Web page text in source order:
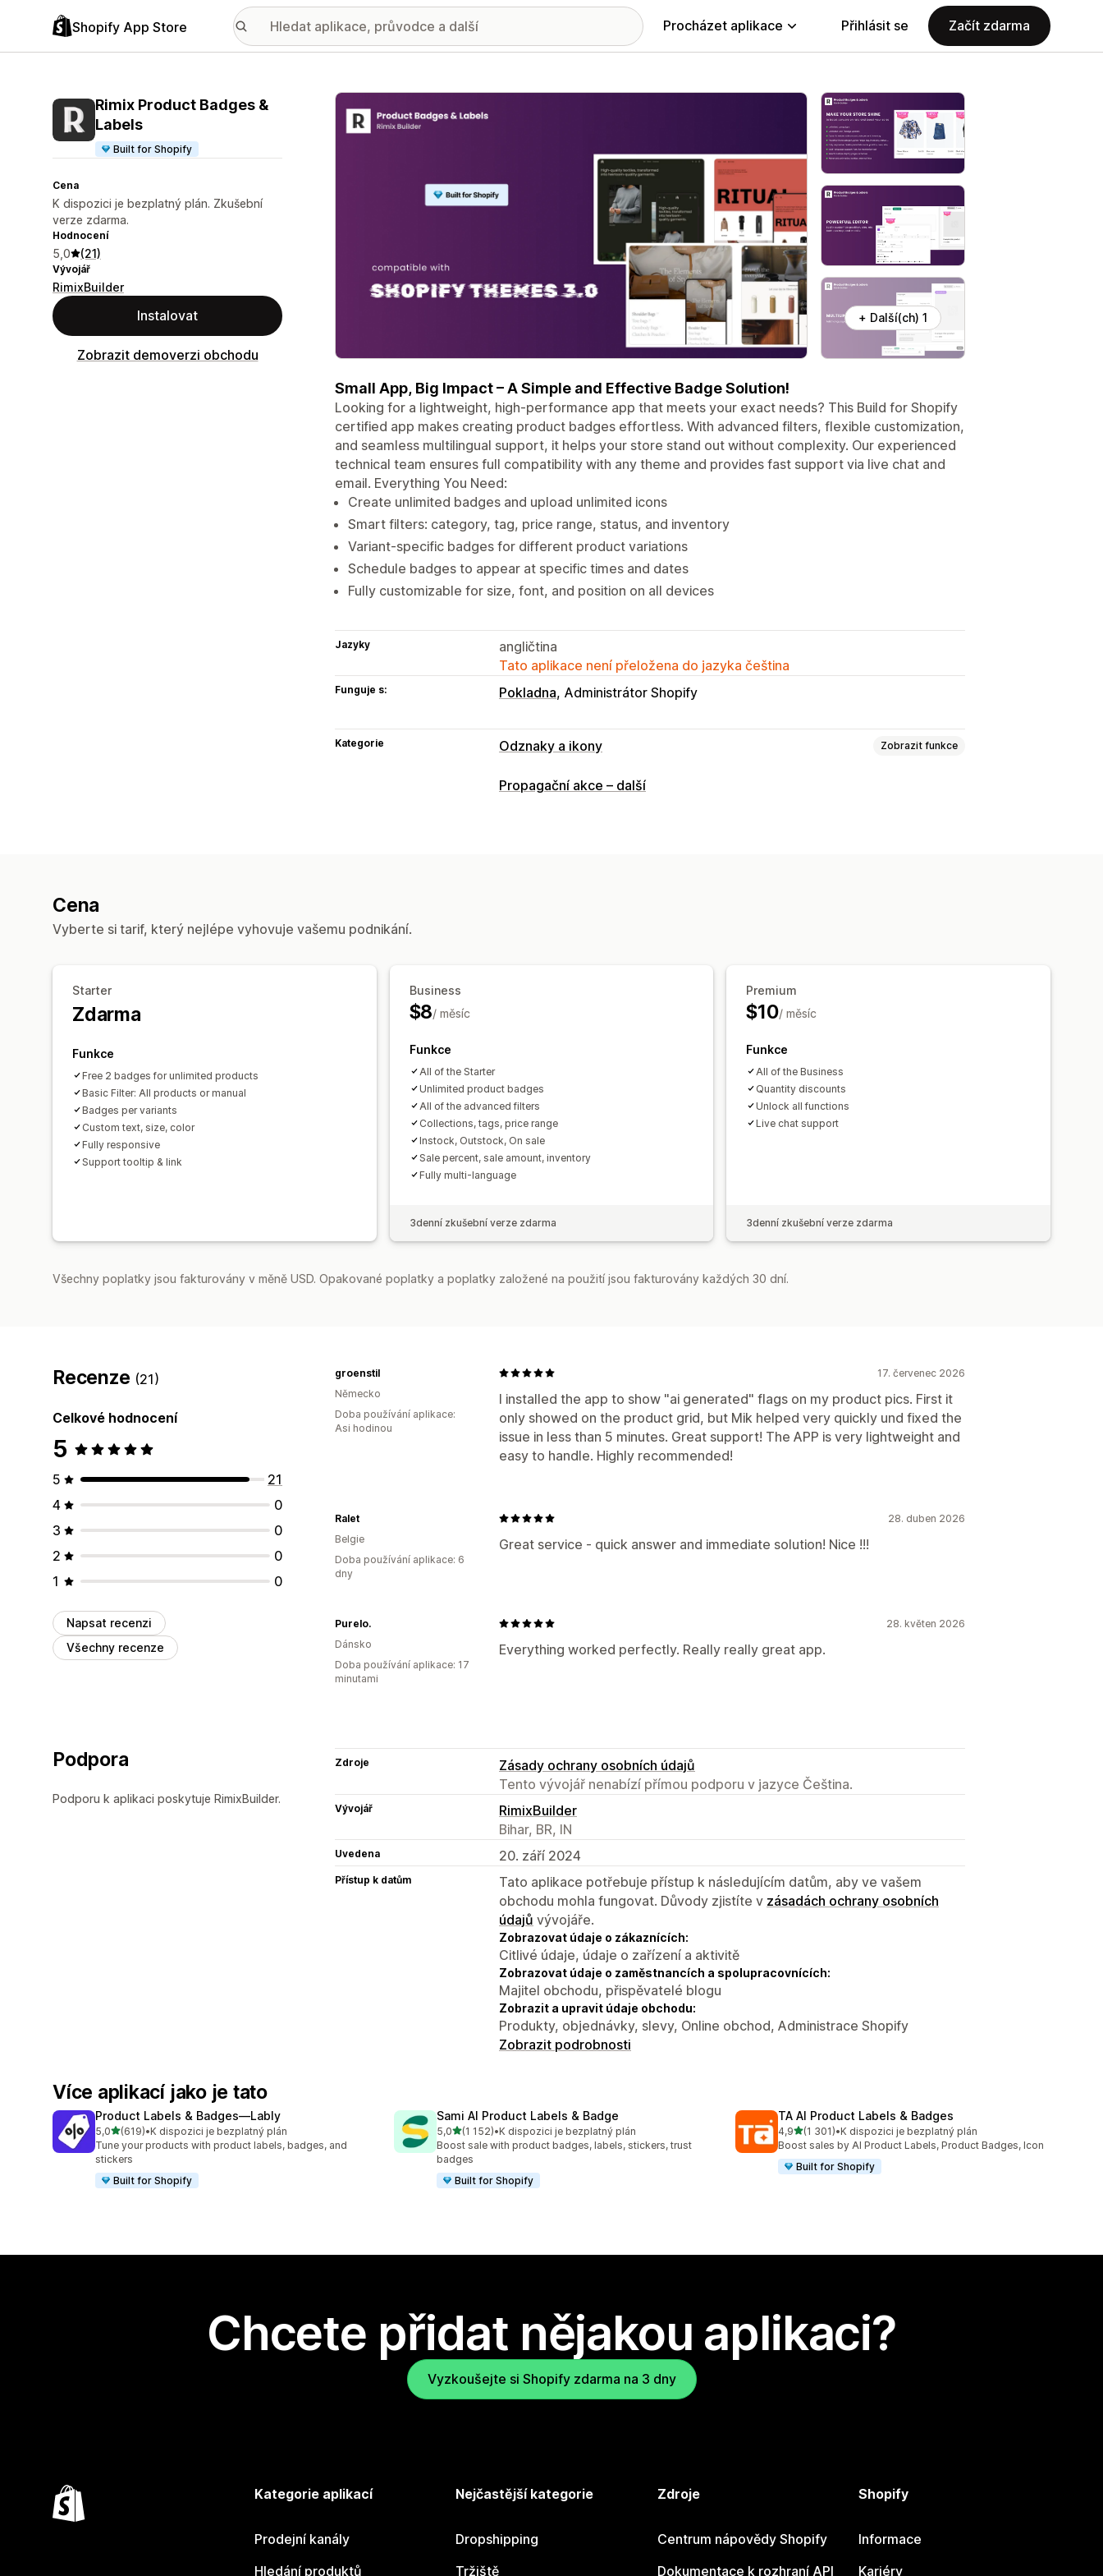
Shopify App Store Procházet aplikace Přihlásit se Začít zdarma
Rimix Product Badges &
Labels
Built for Shopify
Cena
K dispozici je bezplatný plán. Zkušební
verze zdarma.
Hodnocení
5,0 (21)
Vývojář
RimixBuilder
Instalovat
Zobrazit demoverzi obchodu
Galerie propagovaných obrázků
+ Další(ch) 1
Small App, Big Impact – A Simple and Effective Badge Solution!
Looking for a lightweight, high-performance app that meets your exact needs? This Build for Shopify
certified app makes creating product badges effortless. With advanced filters, flexible customization,
and seamless multilingual support, it helps your store stand out without complexity. Our experienced
technical team ensures full compatibility with any theme and provides fast support via live chat and
email. Everything You Need:
Create unlimited badges and upload unlimited icons
Smart filters: category, tag, price range, status, and inventory
Variant-specific badges for different product variations
Schedule badges to appear at specific times and dates
Fully customizable for size, font, and position on all devices
Jazyky
angličtina
Tato aplikace není přeložena do jazyka čeština
Funguje s: Pokladna Administrátor Shopify
Kategorie Odznaky a ikony Zobrazit funkce
Typy ikon
Propagační akce – další
Cena
Vyberte si tarif, který nejlépe vyhovuje vašemu podnikání.
Starter
Zdarma
Funkce
Free 2 badges for unlimited products
Basic Filter: All products or manual
Badges per variants
Custom text, size, color
Fully responsive
Support tooltip & link
Business
$8/ měsíc
Funkce
All of the Starter
Unlimited product badges
All of the advanced filters
Collections, tags, price range
Instock, Outstock, On sale
Sale percent, sale amount, inventory
Fully multi-language
3denní zkušební verze zdarma
Premium
$10/ měsíc
Funkce
All of the Business
Quantity discounts
Unlock all functions
Live chat support
3denní zkušební verze zdarma
Všechny poplatky jsou fakturovány v měně USD. Opakované poplatky a poplatky založené na použití jsou fakturovány každých 30 dní.
Recenze (21)
Celkové hodnocení
5
5
21
4
0
3
0
2
0
1
0
Napsat recenzi
Všechny recenze
17. červenec 2026
I installed the app to show "ai generated" flags on my product pics. First it
only showed on the product grid, but Mik helped very quickly und fixed the
issue in less than 5 minutes. Great support! The APP is very lightweight and
easy to handle. Highly recommended!
groenstil
Německo
Doba používání aplikace:
Asi hodinou
28. duben 2026
Great service - quick answer and immediate solution! Nice !!!
Ralet
Belgie
Doba používání aplikace: 6
dny
28. květen 2026
Everything worked perfectly. Really really great app.
Purelo.
Dánsko
Doba používání aplikace: 17
minutami
Podpora
Podporu k aplikaci poskytuje RimixBuilder.
Zdroje
Zásady ochrany osobních údajů
Tento vývojář nenabízí přímou podporu v jazyce Čeština.
Vývojář
RimixBuilder
Bihar, BR, IN
Uvedena 20. září 2024
Přístup k datům
Tato aplikace potřebuje přístup k následujícím datům, aby ve vašem
obchodu mohla fungovat. Důvody zjistíte v zásadách ochrany osobních
údajů vývojáře.
Zobrazovat údaje o zákaznících:
Citlivé údaje, údaje o zařízení a aktivitě
Zobrazovat údaje o zaměstnancích a spolupracovnících:
Majitel obchodu, přispěvatelé blogu
Zobrazit a upravit údaje obchodu:
Produkty, objednávky, slevy, Online obchod, Administrace Shopify
Zobrazit podrobnosti
Více aplikací jako je tato
Product Labels & Badges—Lably
5,0z 5 hvězd
(619)
Celkový počet recenzí: 619
•K dispozici je bezplatný plán
Tune your products with product labels, badges, and
stickers
Built for Shopify
Sami AI Product Labels & Badge
5,0z 5 hvězd
(1 152)
Celkový počet recenzí: 1152
•K dispozici je bezplatný plán
Boost sale with product badges, labels, stickers, trust
badges
Built for Shopify
TA AI Product Labels & Badges
4,9z 5 hvězd
(1 301)
Celkový počet recenzí: 1301
•K dispozici je bezplatný plán
Boost sales by AI Product Labels, Product Badges, Icon
Built for Shopify
Chcete přidat nějakou aplikaci?
Vyzkoušejte si Shopify zdarma na 3 dny
Kategorie aplikací
Prodejní kanály
Hledání produktů
Nejčastější kategorie
Dropshipping
Tržiště
Zdroje
Centrum nápovědy Shopify
Dokumentace k rozhraní API
Shopify
Informace
Kariéry